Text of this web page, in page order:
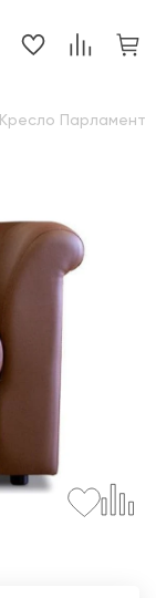
Кресло Парламент